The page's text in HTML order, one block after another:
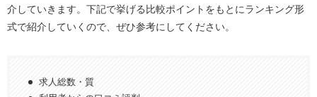
介していきます。下記で挙げる比較ポイントをもとにランキング形
式で紹介していくので、ぜひ参考にしてください。
求人総数・質